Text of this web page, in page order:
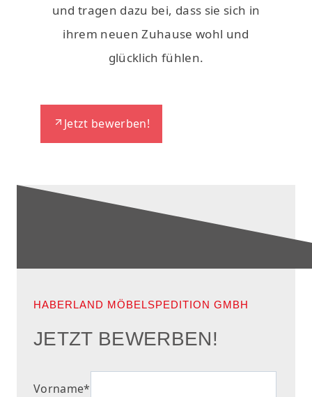
und tragen dazu bei, dass sie sich in
ihrem neuen Zuhause wohl und
glücklich fühlen.
Jetzt bewerben!
HABERLAND MÖBELSPEDITION GMBH
JETZT BEWERBEN!
Vorname*